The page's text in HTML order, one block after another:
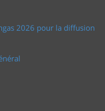
2026 pour la diffusion